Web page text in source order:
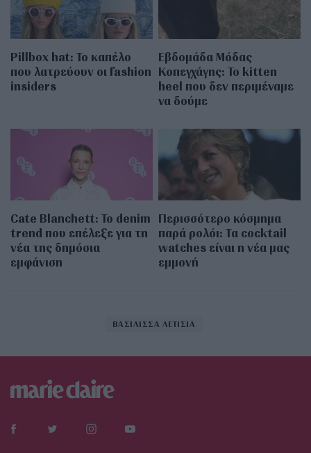
Pillbox hat: Το καπέλο
που λατρεύουν οι fashion
insiders
Εβδομάδα Μόδας
Κοπεγχάγης: Το kitten
heel που δεν περιμέναμε
να δούμε
Cate Blanchett: Το denim
trend που επέλεξε για τη
νέα της δημόσια
εμφάνιση
Περισσότερο κόσμημα
παρά ρολόι: Τα cocktail
watches είναι η νέα μας
εμμονή
ΒΑΣΙΛΙΣΣΑ ΛΕΤΙΣΙΑ